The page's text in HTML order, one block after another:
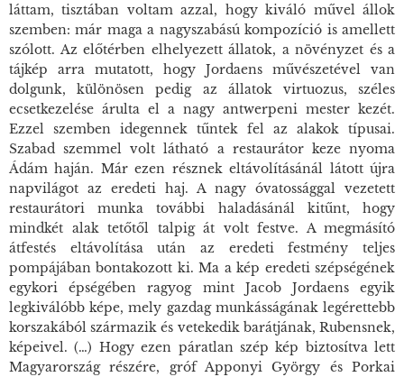
láttam, tisztában voltam azzal, hogy kiváló művel állok
szemben: már maga a nagyszabású kompozíció is amellett
szólott. Az előtérben elhelyezett állatok, a növényzet és a
tájkép arra mutatott, hogy Jordaens művészetével van
dolgunk, különösen pedig az állatok virtuozus, széles
ecsetkezelése árulta el a nagy antwerpeni mester kezét.
Ezzel szemben idegennek tűntek fel az alakok típusai.
Szabad szemmel volt látható a restaurátor keze nyoma
Ádám haján. Már ezen résznek eltávolításánál látott újra
napvilágot az eredeti haj. A nagy óvatossággal vezetett
restaurátori munka további haladásánál kitűnt, hogy
mindkét alak tetőtől talpig át volt festve. A megmásító
átfestés eltávolítása után az eredeti festmény teljes
pompájában bontakozott ki. Ma a kép eredeti szépségének
egykori épségében ragyog mint Jacob Jordaens egyik
legkiválóbb képe, mely gazdag munkásságának legérettebb
korszakából származik és vetekedik barátjának, Rubensnek,
képeivel. (…) Hogy ezen páratlan szép kép biztosítva lett
Magyarország részére, gróf Apponyi György és Porkai